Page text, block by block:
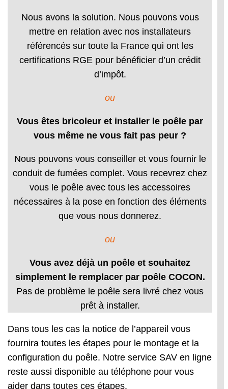
Nous avons la solution. Nous pouvons vous
mettre en relation avec nos installateurs
référencés sur toute la France qui ont les
certifications RGE pour bénéficier d’un crédit
d’impôt.
ou
Vous êtes bricoleur et installer le poêle par
vous même ne vous fait pas peur ?
Nous pouvons vous conseiller et vous fournir le
conduit de fumées complet. Vous recevrez chez
vous le poêle avec tous les accessoires
nécessaires à la pose en fonction des éléments
que vous nous donnerez.
ou
Vous avez déjà un poêle et souhaitez
simplement le remplacer par poêle COCON.
Pas de problème le poêle sera livré chez vous
prêt à installer.
Dans tous les cas la notice de l’appareil vous
fournira toutes les étapes pour le montage et la
configuration du poêle. Notre service SAV en ligne
reste aussi disponible au téléphone pour vous
aider dans toutes ces étapes.